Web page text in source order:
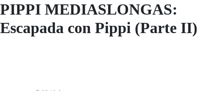
PIPPI MEDIASLONGAS:
Escapada con Pippi (Parte II)